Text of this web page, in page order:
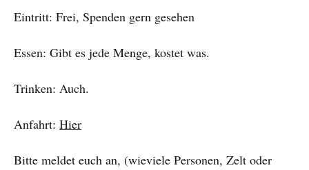
Eintritt: Frei, Spenden gern gesehen
Essen: Gibt es jede Menge, kostet was.
Trinken: Auch.
Anfahrt: Hier
Bitte meldet euch an, (wieviele Personen, Zelt oder